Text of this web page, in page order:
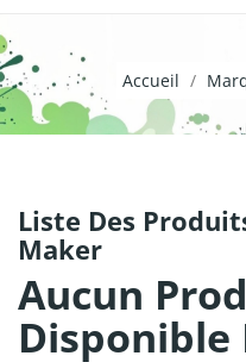
Accueil
Liste Des
Maker
Aucun
Disponible